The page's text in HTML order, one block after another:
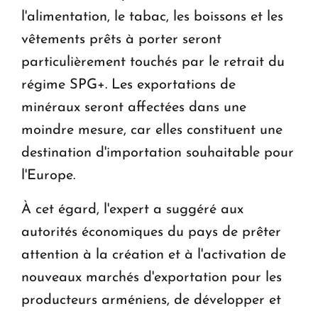
l'alimentation, le tabac, les boissons et les
vêtements prêts à porter seront
particulièrement touchés par le retrait du
régime SPG+. Les exportations de
minéraux seront affectées dans une
moindre mesure, car elles constituent une
destination d'importation souhaitable pour
l'Europe.
À cet égard, l'expert a suggéré aux
autorités économiques du pays de prêter
attention à la création et à l'activation de
nouveaux marchés d'exportation pour les
producteurs arméniens, de développer et